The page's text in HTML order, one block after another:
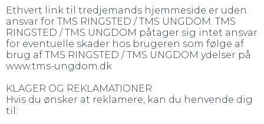
Ethvert link til tredjemands hjemmeside er uden
ansvar for TMS RINGSTED / TMS UNGDOM. TMS
RINGSTED / TMS UNGDOM påtager sig intet ansvar
for eventuelle skader hos brugeren som følge af
brug af TMS RINGSTED / TMS UNGDOM ydelser på
www.tms-ungdom.dk
KLAGER OG REKLAMATIONER
Hvis du ønsker at reklamere, kan du henvende dig
til: